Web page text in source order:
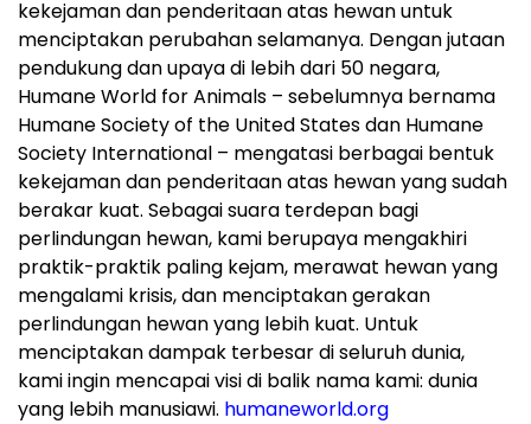
kekejaman dan penderitaan atas hewan untuk
menciptakan perubahan selamanya. Dengan jutaan
pendukung dan upaya di lebih dari 50 negara,
Humane World for Animals – sebelumnya bernama
Humane Society of the United States dan Humane
Society International – mengatasi berbagai bentuk
kekejaman dan penderitaan atas hewan yang sudah
berakar kuat. Sebagai suara terdepan bagi
perlindungan hewan, kami berupaya mengakhiri
praktik-praktik paling kejam, merawat hewan yang
mengalami krisis, dan menciptakan gerakan
perlindungan hewan yang lebih kuat. Untuk
menciptakan dampak terbesar di seluruh dunia,
kami ingin mencapai visi di balik nama kami: dunia
yang lebih manusiawi. humaneworld.org